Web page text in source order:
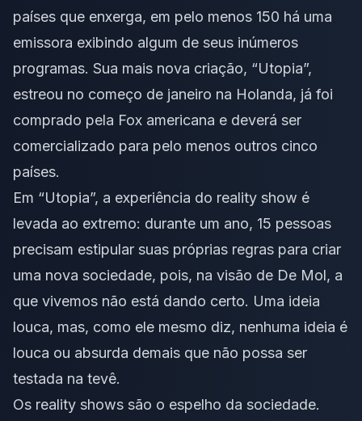
países que enxerga, em pelo menos 150 há uma
emissora exibindo algum de seus inúmeros
programas. Sua mais nova criação, “Utopia”,
estreou no começo de janeiro na Holanda, já foi
comprado pela Fox americana e deverá ser
comercializado para pelo menos outros cinco
países.
Em “Utopia”, a experiência do reality show é
levada ao extremo: durante um ano, 15 pessoas
precisam estipular suas próprias regras para criar
uma nova sociedade, pois, na visão de De Mol, a
que vivemos não está dando certo. Uma ideia
louca, mas, como ele mesmo diz, nenhuma ideia é
louca ou absurda demais que não possa ser
testada na tevê.
Os reality shows são o espelho da sociedade.